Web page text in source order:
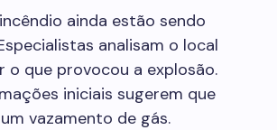
ainda estão sendo
analisam o local
o que provocou a explosão.
iniciais sugerem que
vazamento de gás.